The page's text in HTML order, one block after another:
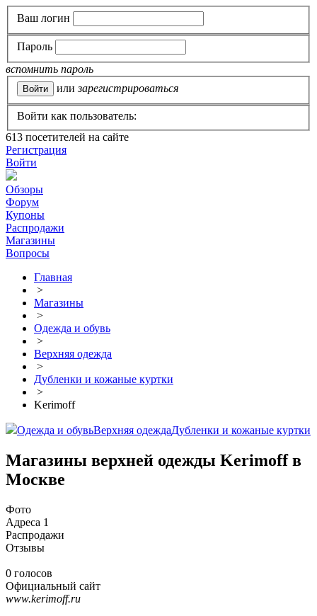
Ваш логин
Пароль
вспомнить пароль
или зарегистрироваться
Войти как пользователь:
613 посетителей на сайте
Регистрация
Войти
Обзоры
Форум
Купоны
Распродажи
Магазины
Вопросы
Главная
>
Магазины
>
Одежда и обувь
>
Верхняя одежда
>
Дубленки и кожаные куртки
>
Kerimoff
Одежда и обувьВерхняя одеждаДубленки и кожаные куртки
Магазины верхней одежды Kerimoff в
Москве
Фото
Адреса 1
Распродажи
Отзывы
0 голосов
Официальный сайт
www.kerimoff.ru